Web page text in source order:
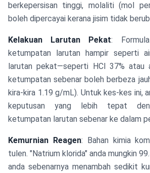
berkepersisan tinggi, molaliti (mol
boleh dipercayai kerana jisim tidak
Kelakuan Larutan Pekat:
ketumpatan larutan hampir seperti
larutan pekat—seperti HCl 37% atau
ketumpatan sebenar boleh berbeza
kira-kira 1.19 g/mL). Untuk kes-kes ini,
keputusan yang lebih tepat
ketumpatan larutan sebenar ke dalam
Kemurnian Reagen: Bahan kimia
tulen. "Natrium klorida" anda mungkin
anda sebenarnya menambah sedikit